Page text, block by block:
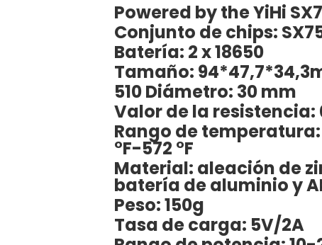
Powered by the YiHi
Conjunto de chips:
Batería: 2 x 18650
Tamaño:
510 Diámetro: 30 mm
Valor de la resistencia:
Rango de temperatura:
°F-572 °F
Material: aleación de
batería de aluminio y
Peso: 150g
Tasa de carga: 5V/2A